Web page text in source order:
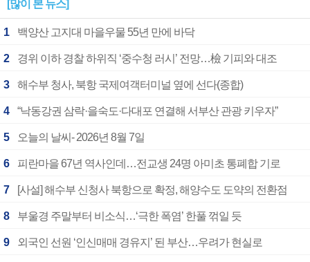
[많이 본 뉴스]
1 백양산 고지대 마을우물 55년 만에 바닥
2 경위 이하 경찰 하위직 ‘중수청 러시’ 전망…檢 기피와 대조
3 해수부 청사, 북항 국제여객터미널 옆에 선다(종합)
4 “낙동강권 삼락·을숙도·다대포 연결해 서부산 관광 키우자”
5 오늘의 날씨- 2026년 8월 7일
6 피란마을 67년 역사인데…전교생 24명 아미초 통폐합 기로
7 [사설] 해수부 신청사 북항으로 확정, 해양수도 도약의 전환점
8 부울경 주말부터 비소식…‘극한 폭염’ 한풀 꺾일 듯
9 외국인 선원 ‘인신매매 경유지’ 된 부산…우려가 현실로